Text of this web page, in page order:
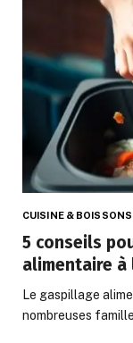
CUISINE & BOISSONS
5 conseils
alimentaire à
Le gaspillage
nombreuses